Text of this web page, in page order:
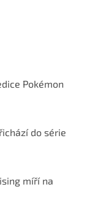
Pokémon
do série
míří na